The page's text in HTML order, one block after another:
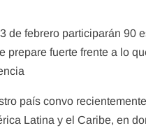
de febrero participarán 90
prepare fuerte frente a lo
país convo
Latina y el Caribe, en